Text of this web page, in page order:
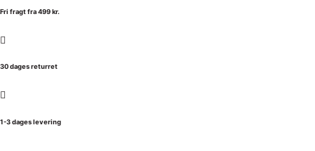
Fri fragt fra 499 kr.
30 dages returret
1-3 dages levering